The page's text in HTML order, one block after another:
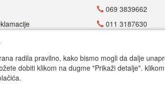
069 3839662
011 3187630
Radno vreme
radila pravilno, kako bismo mogli da dalje
dobiti klikom na dugme "Prikaži detalje".